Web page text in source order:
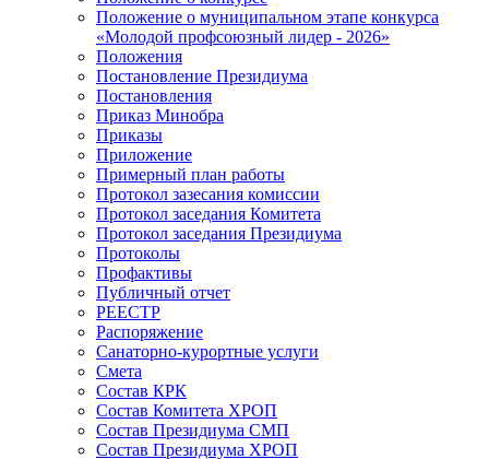
Положение о муниципальном этапе конкурса
«Молодой профсоюзный лидер - 2026»
Положения
Постановление Президиума
Постановления
Приказ Минобра
Приказы
Приложение
Примерный план работы
Протокол зазесания комиссии
Протокол заседания Комитета
Протокол заседания Президиума
Протоколы
Профактивы
Публичный отчет
РЕЕСТР
Распоряжение
Санаторно-курортные услуги
Смета
Состав КРК
Состав Комитета ХРОП
Состав Президиума СМП
Состав Президиума ХРОП